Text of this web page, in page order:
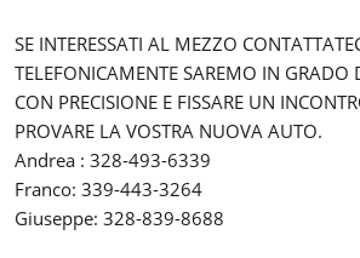
SE INTERESSATI AL MEZZO
TELEFONICAMENTE SAREMO IN GRADO
CON PRECISIONE E FISSARE UN
PROVARE LA VOSTRA NUOVA AUTO.
Andrea : 328-493-6339
Franco: 339-443-3264
Giuseppe: 328-839-8688